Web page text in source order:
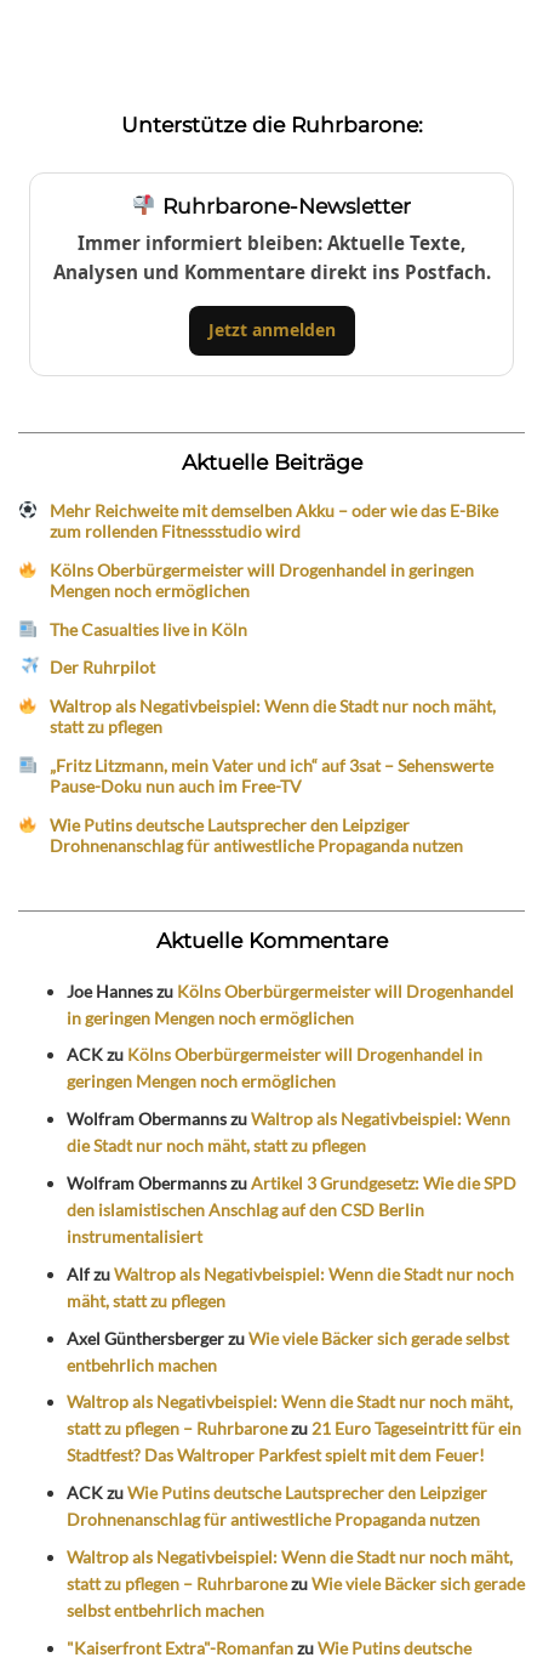
Unterstütze die Ruhrbarone:
Ruhrbarone-Newsletter
Immer informiert bleiben: Aktuelle Texte,
Analysen und Kommentare direkt ins Postfach.
Jetzt anmelden
Aktuelle Beiträge
Mehr Reichweite mit demselben Akku – oder wie das E-Bike
zum rollenden Fitnessstudio wird
Kölns Oberbürgermeister will Drogenhandel in geringen
Mengen noch ermöglichen
The Casualties live in Köln
Der Ruhrpilot
Waltrop als Negativbeispiel: Wenn die Stadt nur noch mäht,
statt zu pflegen
„Fritz Litzmann, mein Vater und ich“ auf 3sat – Sehenswerte
Pause-Doku nun auch im Free-TV
Wie Putins deutsche Lautsprecher den Leipziger
Drohnenanschlag für antiwestliche Propaganda nutzen
Aktuelle Kommentare
Joe Hanneszu Kölns Oberbürgermeister will Drogenhandel
in geringen Mengen noch ermöglichen
ACKzu Kölns Oberbürgermeister will Drogenhandel in
geringen Mengen noch ermöglichen
Wolfram ObermannszuWaltrop als Negativbeispiel: Wenn
die Stadt nur noch mäht, statt zu pflegen
Wolfram ObermannszuArtikel 3 Grundgesetz: Wie die SPD
den islamistischen Anschlag auf den CSD Berlin
instrumentalisiert
AlfzuWaltrop als Negativbeispiel: Wenn die Stadt nur noch
mäht, statt zu pflegen
Axel GünthersbergerzuWie viele Bäcker sich gerade selbst
entbehrlich machen
Waltrop als Negativbeispiel: Wenn die Stadt nur noch mäht,
statt zu pflegen – Ruhrbaronezu 21 Euro Tageseintritt für ein
Stadtfest? Das Waltroper Parkfest spielt mit dem Feuer!
ACKzuWie Putins deutsche Lautsprecher den Leipziger
Drohnenanschlag für antiwestliche Propaganda nutzen
Waltrop als Negativbeispiel: Wenn die Stadt nur noch mäht,
statt zu pflegen – RuhrbaronezuWie viele Bäcker sich gerade
selbst entbehrlich machen
"Kaiserfront Extra"-RomanfanzuWie Putins deutsche